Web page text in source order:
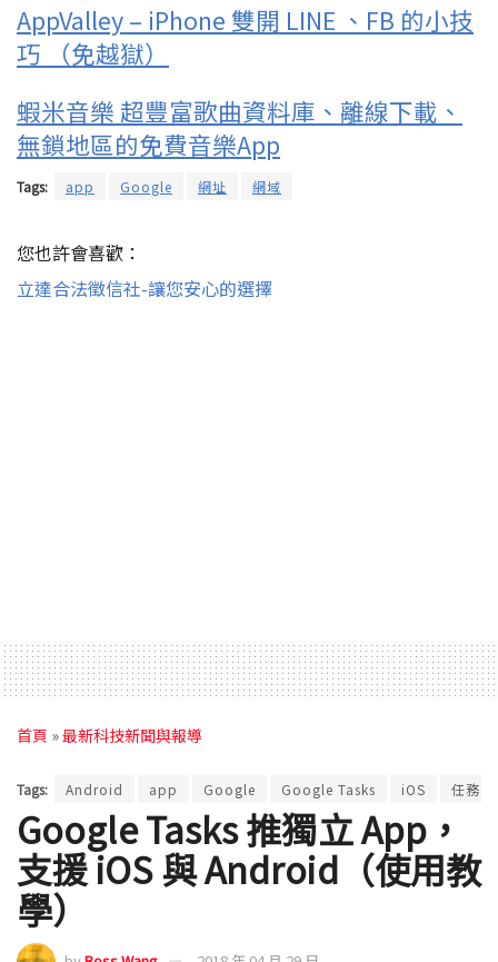
AppValley – iPhone 雙開 LINE 、FB 的小技
巧 （免越獄）
蝦米音樂 超豐富歌曲資料庫、離線下載、
無鎖地區的免費音樂App
Tags: app Google 網址 網域
您也許會喜歡：
立達合法徵信社-讓您安心的選擇
首頁 »最新科技新聞與報導
Tags: Android app Google Google Tasks iOS 任務
Google Tasks 推獨立 App，
支援 iOS 與 Android（使用教
學）